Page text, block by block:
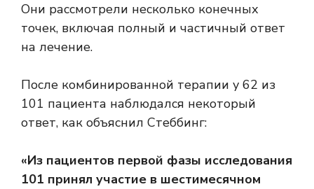
Они рассмотрели несколько конечных
точек, включая полный и частичный ответ
на лечение.
После комбинированной терапии у 62 из
101 пациента наблюдался некоторый
ответ, как объяснил Стеббинг:
«Из пациентов первой фазы исследования
101 принял участие в шестимесячном